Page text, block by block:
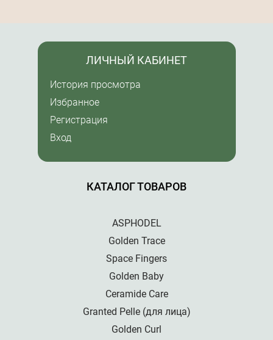
КАТАЛОГ ТОВАРОВ
ASPHODEL
Golden Trace
Space Fingers
Golden Baby
Ceramide Care
Granted Pelle (для лица)
Golden Curl
ЛИЧНЫЙ КАБИНЕТ
История просмотра
Избранное
Регистрация
Вход